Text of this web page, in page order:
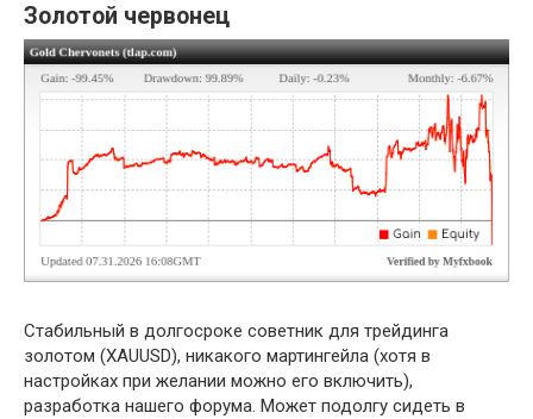
Золотой червонец
Стабильный в долгосроке советник для трейдинга
золотом (XAUUSD), никакого мартингейла (хотя в
настройках при желании можно его включить),
разработка нашего форума. Может подолгу сидеть в